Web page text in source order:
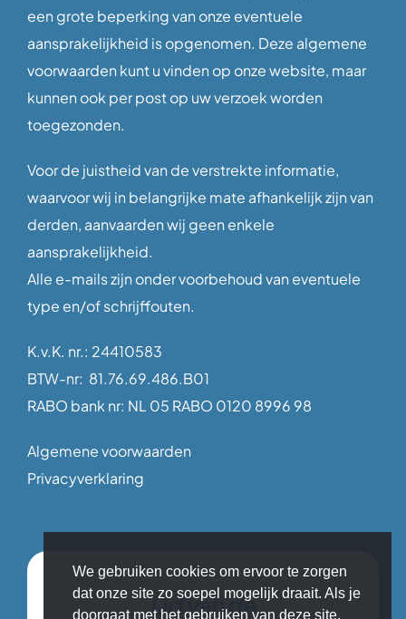
een grote beperking van onze eventuele
aansprakelijkheid is opgenomen. Deze algemene
voorwaarden kunt u vinden op onze website, maar
kunnen ook per post op uw verzoek worden
toegezonden.
Voor de juistheid van de verstrekte informatie,
waarvoor wij in belangrijke mate afhankelijk zijn van
derden, aanvaarden wij geen enkele
aansprakelijkheid.
Alle e-mails zijn onder voorbehoud van eventuele
type en/of schrijffouten.
K.v.K. nr.: 24410583
BTW-nr: 81.76.69.486.B01
RABO bank nr: NL 05 RABO 0120 8996 98
Algemene voorwaarden
Privacyverklaring
Lid van de
We gebruiken cookies om ervoor te zorgen
dat onze site zo soepel mogelijk draait. Als je
doorgaat met het gebruiken van deze site,